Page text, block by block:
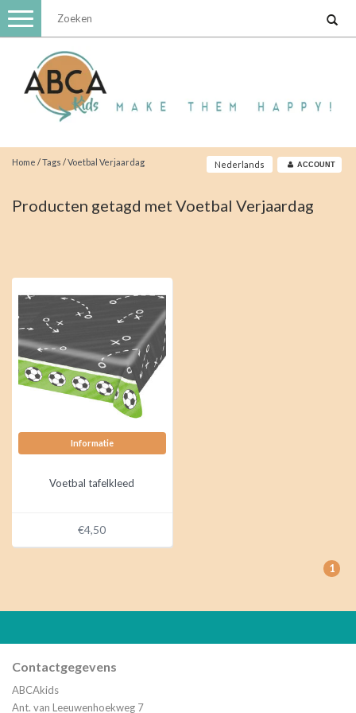
Toggle
navigation
Home /Tags /Voetbal Verjaardag Nederlands ACCOUNT
Producten getagd met Voetbal Verjaardag
Informatie
Voetbal tafelkleed
€4,50
1
Contactgegevens
ABCAkids
Ant. van Leeuwenhoekweg 7